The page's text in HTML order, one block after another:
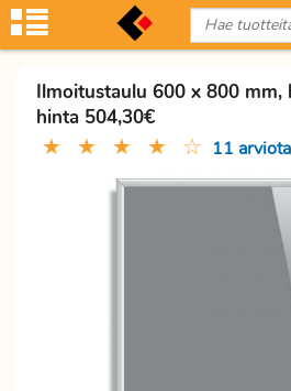
Ilmoitustaulu 600 x 800 mm,
hinta 504,30€
★ ★ ★ ★ ☆ 11 arviota